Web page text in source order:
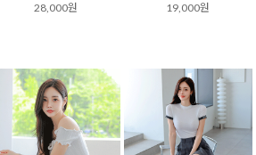
28,000원
19,000원